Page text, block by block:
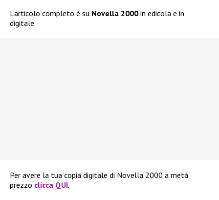
L’articolo completo è su Novella 2000 in edicola e in
digitale.
Per avere la tua copia digitale di Novella 2000 a metà
prezzo clicca QUI.